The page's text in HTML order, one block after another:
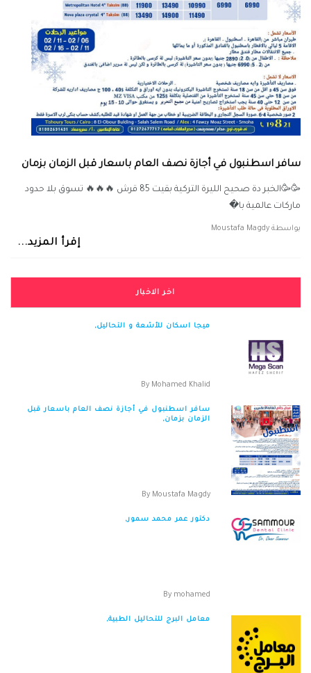
سافر اسطنبول في أجازة نصف العام باسعار قبل الزمان بزمان
🥳🥳الخبر دة صحيح الليرة التركية بقيت 85 قرش 🔥🔥🔥 تسوق بلا حدود
ماركات عالمية با�
بواسطة Moustafa Magdy
إقرأ المزيد...
اخر الاخبار
ميجا اسكان للأشعة و التحاليل,
By Mohamed Khalid
سافر اسطنبول في أجازة نصف العام باسعار قبل
الزمان بزمان,
By Moustafa Magdy
دكتور عمر محمد سمور,
By mohamed
معامل البرج للتحاليل الطبية,